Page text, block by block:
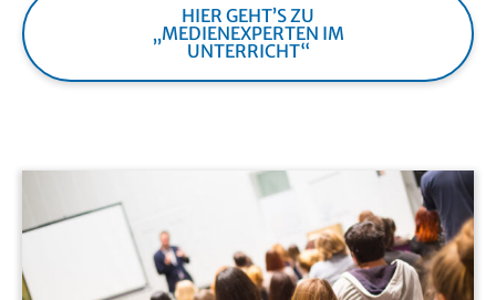
HIER GEHT’S ZU
„MEDIENEXPERTEN IM
UNTERRICHT“